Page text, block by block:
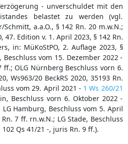
- unverschuldet mit den
belastet zu werden (vgl.
a.a.O., § 142 Rn. 20 m.w.N.;
47. Edition v. 1. April 2023, § 142 Rn.
in: MüKoStPO, 2. Auflage 2023, §
Beschluss vom 15. Dezember 2022 -
ff.; OLG Nürnberg Beschluss vorn 6.
Ws963/20 BeckRS 2020, 35193 Rn.
vom 29. April 2021 - 1 Ws 260/21
Beschluss vorn 6. Oktober 2022 -
LG Hamburg, Beschluss vom 5. April
7 ff. rn.w.N.; LG Stade, Beschluss
Qs 41/21 -, juris Rn. 9 ff.).